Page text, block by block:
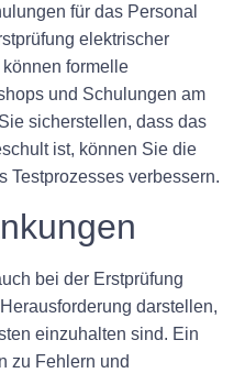
für das Personal
elektrischer
formelle
und Schulungen am
sicherstellen, dass das
ist, können Sie die
Testprozesses verbessern.
bei der Erstprüfung
darstellen,
einzuhalten sind. Ein
zu Fehlern und